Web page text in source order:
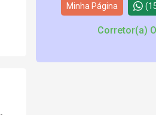
Minha Página
Corretor(a)